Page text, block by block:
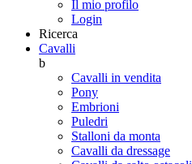
Il mio profilo
Login
Ricerca
Cavalli
b
Cavalli in vendita
Pony
Embrioni
Puledri
Stalloni da monta
Cavalli da dressage